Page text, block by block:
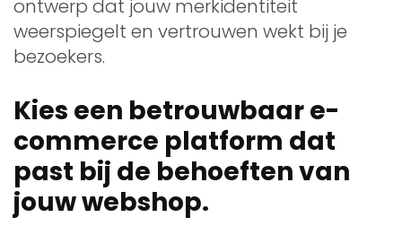
ontwerp dat jouw merkidentiteit
weerspiegelt en vertrouwen wekt bij je
bezoekers.
Kies een betrouwbaar e-
commerce platform dat
past bij de behoeften van
jouw webshop.